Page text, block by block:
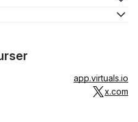
app.virtuals.io
x.com